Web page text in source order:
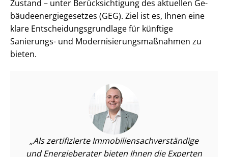
Zustand – unter Be­rück­sich­ti­gung des aktuellen Ge­
bäu­de­en­er­gie­ge­set­zes (GEG). Ziel ist es, Ihnen eine
klare Ent­schei­dungs­grund­la­ge für künftige
Sanierungs- und Mo­der­ni­sie­rungs­maß­nah­men zu
bieten.
Als zertifizierte Im­mo­bi­li­en­sach­ver­stän­di­ge
und Energieberater bieten Ihnen die Experten